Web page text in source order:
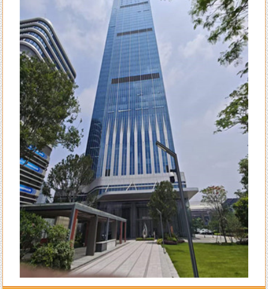
陈大师的风水学术真实用，本人是做美容护理的，去年在广州番禺粤海天
河城开了家美容店连续亏损了7个月，今年找到陈洲大师看了以后店内布
局重新调理一遍，第二个月就扭亏为盈了，现在正在上升期阶段，感谢陈
大师的指导。
来自李女士的评价：
陈洲老师的风水学水平确实高明，本人是做法务工作的，去年刚出来创业
自己成立律所开始有三个月是吃空晌的，后来请陈老师调换了办公室并对
办公室布局做了全面调理指导，不出月就 开始改变至现在业务一个接一
个不停的接单。真心感恩陈老师的指导！
来自王生的评价：
全网找了个遍，还是陈洲老师的学术水平高，难怪陈老师名号响彻整个潮
汕甚至海内外多地！
来自李先生的评价：
不得承认老师的水平高，上个月找老师调理一下住宅风水，这个月的运势
就开始转变得顺利了，生意也兴旺起来了。给一百个赞
来自王小姐的评价：
大师就是大师的水平，看风水不只是遵循古法，而且科学实用，我只信任
陈洲先生！
来自孙先生的评价：
找陈洲老师先生算八字算流年已有13个年头了，每一年的运势都算得很
准，老师算我去年八月会有一次意外破财，真的应时就被诈骗了一笔不小